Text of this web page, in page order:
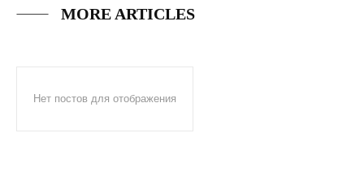
MORE ARTICLES
Нет постов для отображения